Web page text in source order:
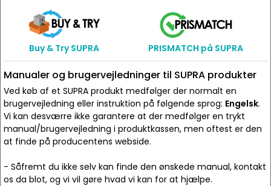
Buy & Try SUPRA PRISMATCH på SUPRA
Manualer og brugervejledninger til SUPRA produkter
Ved køb af et SUPRA produkt medfølger der normalt en
brugervejledning eller instruktion på følgende sprog: Engelsk.
Vi kan desværre ikke garantere at der medfølger en trykt
manual/brugervejledning i produktkassen, men oftest er den
at finde på producentens webside.
- Såfremt du ikke selv kan finde den ønskede manual, kontakt
os da blot, og vi vil gøre hvad vi kan for at hjælpe.